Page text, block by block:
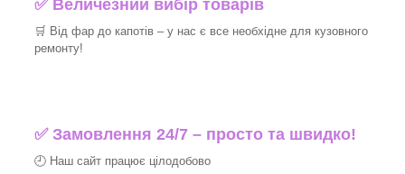
✅ Величезний вибір товарів
🛒 Від фар до капотів – у нас є все необхідне для кузовного
ремонту!
✅ Замовлення 24/7 – просто та швидко!
🕘 Наш сайт працює цілодобово